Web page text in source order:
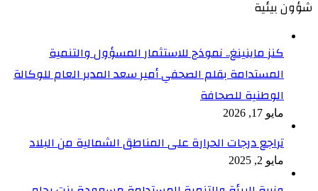
شؤون بيئية
كنز ماينينغ.. نموذج للاستثمار المسؤول والتنمية
المستدامة بقلم الصحفي أمير سعد المدير العام للوكالة
الوطنية للصحافة
مايو 17, 2026
تراجع درجات الحرارة على المناطق الشمالية من البلاد
مايو 2, 2025